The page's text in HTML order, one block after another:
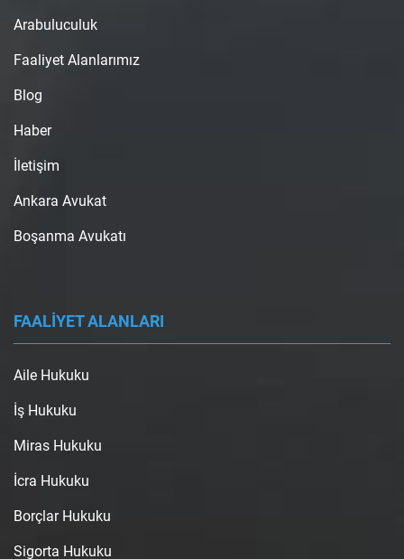
Arabuluculuk
Faaliyet Alanlarımız
Blog
Haber
İletişim
Ankara Avukat
Boşanma Avukatı
FAALİYET ALANLARI
Aile Hukuku
İş Hukuku
Miras Hukuku
İcra Hukuku
Borçlar Hukuku
Sigorta Hukuku